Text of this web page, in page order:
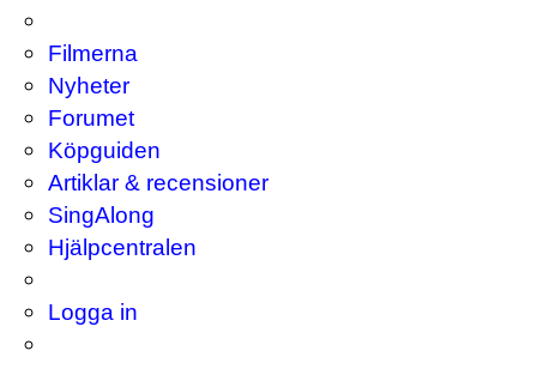
Filmerna
Nyheter
Forumet
Köpguiden
Artiklar & recensioner
SingAlong
Hjälpcentralen
Logga in